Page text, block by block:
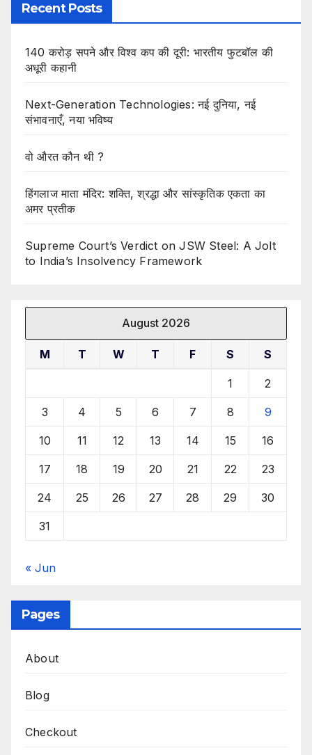
Recent Posts
140 करोड़ सपने और विश्व कप की दूरी: भारतीय फुटबॉल की
अधूरी कहानी
Next-Generation Technologies: नई दुनिया, नई
संभावनाएँ, नया भविष्य
वो औरत कौन थी ?
हिंगलाज माता मंदिर: शक्ति, श्रद्धा और सांस्कृतिक एकता का
अमर प्रतीक
Supreme Court’s Verdict on JSW Steel: A Jolt
to India’s Insolvency Framework
August 2026
M T W T F S S
1 2
3 4 5 6 7 8 9
10 11 12 13 14 15 16
17 18 19 20 21 22 23
24 25 26 27 28 29 30
31
« Jun
Pages
About
Blog
Checkout